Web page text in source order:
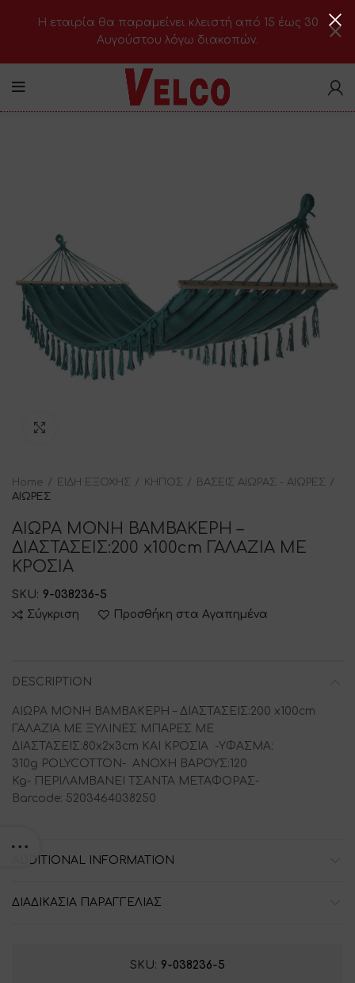
Home ΕΙΔΗ ΕΞΟΧΗΣ ΚΗΠΟΣ
ΒΑΣΕΙΣ ΑΙΩΡΑΣ - ΑΙΩΡΕΣ
ΑΙΩΡΕΣ
ΑΙΩΡΑ ΜΟΝΗ ΒΑΜΒΑΚΕΡΗ –
ΔΙΑΣΤΑΣΕΙΣ:200 x100cm ΓΑΛΑΖΙΑ ΜΕ
ΚΡΟΣΙΑ
SKU: 9-038236-5
Σύγκριση
Προσθήκη στα Αγαπημένα
DESCRIPTION
ΑΙΩΡΑ ΜΟΝΗ ΒΑΜΒΑΚΕΡΗ – ΔΙΑΣΤΑΣΕΙΣ:200 x100cm
ΓΑΛΑΖΙΑ ΜΕ ΞΥΛΙΝΕΣ ΜΠΑΡΕΣ ΜΕ
ΔΙΑΣΤΑΣΕΙΣ:80x2x3cm ΚΑΙ ΚΡΟΣΙΑ -ΥΦΑΣΜΑ:
310g POLYCOTTON- ΑΝΟΧΗ ΒΑΡΟΥΣ:120
Kg- ΠΕΡΙΛΑΜΒΑΝΕΙ ΤΣΑΝΤΑ ΜΕΤΑΦΟΡΑΣ-
Barcode: 5203464038250
ADDITIONAL INFORMATION
ΔΙΑΔΙΚΑΣΙΑ ΠΑΡΑΓΓΕΛΙΑΣ
SKU: 9-038236-5
H εταιρία θα παραμείνει κλειστή από 15 έως 30
Αυγούστου λόγω διακοπών.